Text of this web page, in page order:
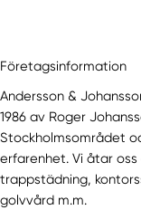
Företagsinformation
Andersson &
1986 av Roger
Stockholmsområdet
erfarenhet. Vi åtar
trappstädning,
golvvård m.m.